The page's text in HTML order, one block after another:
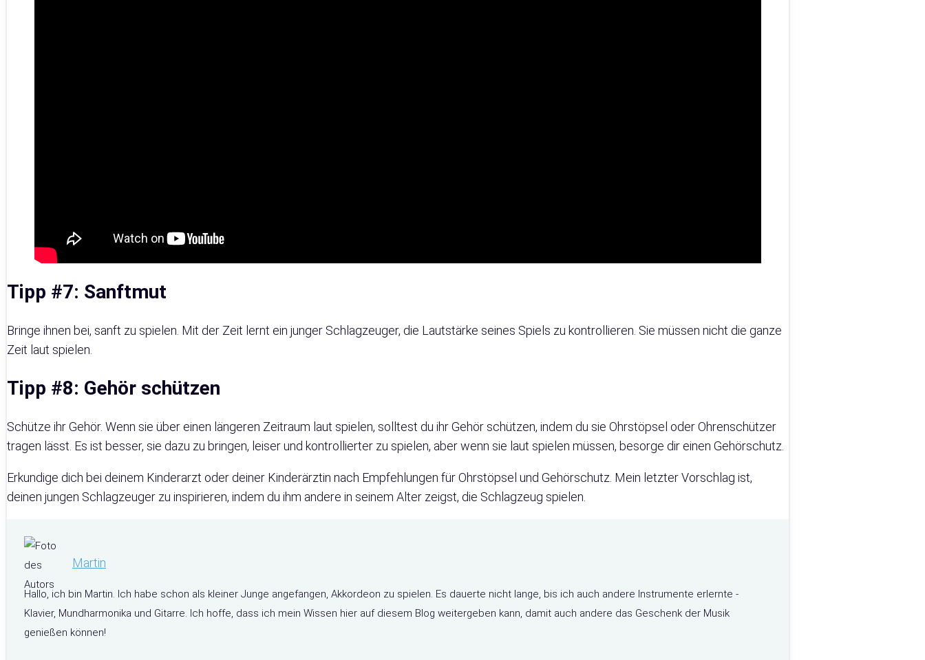
Tipp #7: Sanftmut
Bringe ihnen bei, sanft zu spielen. Mit der Zeit lernt ein junger Schlagzeuger, die Lautstärke seines Spiels zu kontrollieren. Sie müssen nicht die ganze
Zeit laut spielen.
Tipp #8: Gehör schützen
Schütze ihr Gehör. Wenn sie über einen längeren Zeitraum laut spielen, solltest du ihr Gehör schützen, indem du sie Ohrstöpsel oder Ohrenschützer
tragen lässt. Es ist besser, sie dazu zu bringen, leiser und kontrollierter zu spielen, aber wenn sie laut spielen müssen, besorge dir einen Gehörschutz.
Erkundige dich bei deinem Kinderarzt oder deiner Kinderärztin nach Empfehlungen für Ohrstöpsel und Gehörschutz. Mein letzter Vorschlag ist,
deinen jungen Schlagzeuger zu inspirieren, indem du ihm andere in seinem Alter zeigst, die Schlagzeug spielen.
Martin
Hallo, ich bin Martin. Ich habe schon als kleiner Junge angefangen, Akkordeon zu spielen. Es dauerte nicht lange, bis ich auch andere Instrumente erlernte -
Klavier, Mundharmonika und Gitarre. Ich hoffe, dass ich mein Wissen hier auf diesem Blog weitergeben kann, damit auch andere das Geschenk der Musik
genießen können!